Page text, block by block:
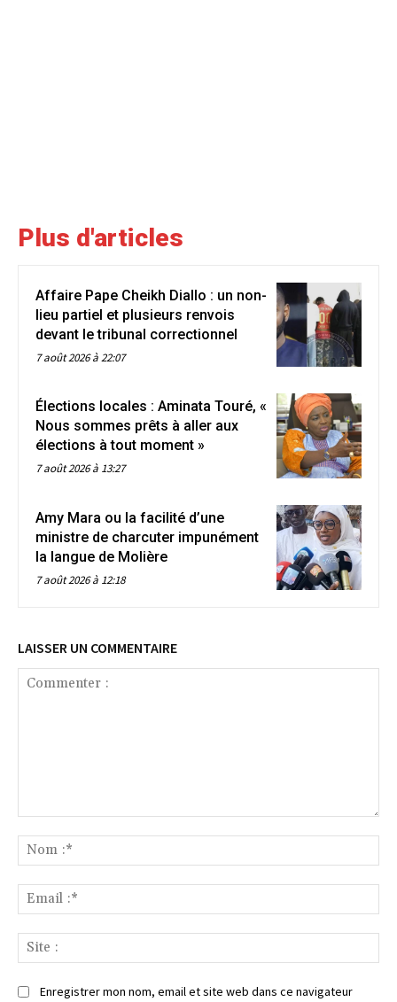
Plus d'articles
Affaire Pape Cheikh Diallo : un non-
lieu partiel et plusieurs renvois
devant le tribunal correctionnel
7 août 2026 à 22:07
Élections locales : Aminata Touré, «
Nous sommes prêts à aller aux
élections à tout moment »
7 août 2026 à 13:27
Amy Mara ou la facilité d’une
ministre de charcuter impunément
la langue de Molière
7 août 2026 à 12:18
LAISSER UN COMMENTAIRE
:*
:*
:
Enregistrer mon nom, email et site web dans ce navigateur